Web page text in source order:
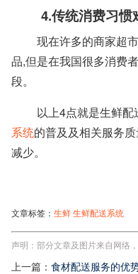
4.传统消费习惯
现在许多的商家超
品,但是在我国很多消费
段。
以上4点就是生鲜
系统的普及及相关服务
减少。
文章标签： 生鲜生鲜配送系统
声明：部分文章及图片来自网络
上一篇： 食材配送服务的优